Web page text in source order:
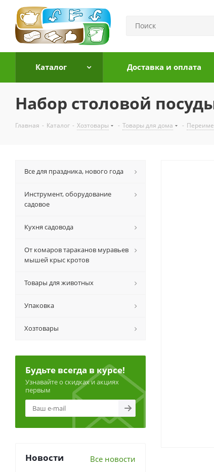
Каталог Доставка и оплата
Набор столовой
Главная - Каталог - Хозтовары - Товары для дома -
Все для праздника, нового года
Инструмент, оборудование
садовое
Кухня садовода
От комаров тараканов муравьев
мышей крыс кротов
Товары для животных
Упаковка
Хозтовары
Будьте всегда в курсе!
Узнавайте о скидках и акциях
первым
Новости Все новости